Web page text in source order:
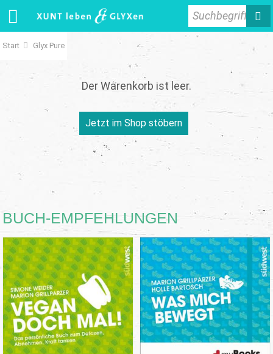
Suchbegriff
Start Glyx Pure
Der Warenkorb ist leer.
Jetzt im Shop stöbern
BUCH-EMPFEHLUNGEN